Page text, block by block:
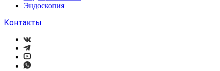
Эндоскопия
Контакты